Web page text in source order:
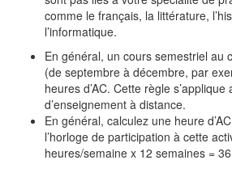
comme le français, la littérature,
l’informatique.
En général, un cours semestriel au
(de septembre à décembre, par
heures d’AC. Cette règle
d’enseignement à distance.
En général, calculez une heure
l’horloge de participation à cette
heures/semaine x 12 semaines = 36